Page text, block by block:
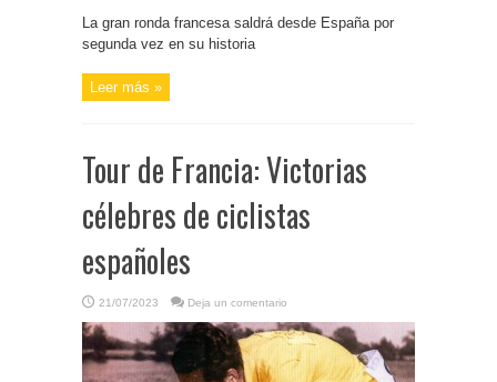
La gran ronda francesa saldrá desde España por
segunda vez en su historia
Leer más »
Tour de Francia: Victorias
célebres de ciclistas
españoles
21/07/2023 Deja un comentario